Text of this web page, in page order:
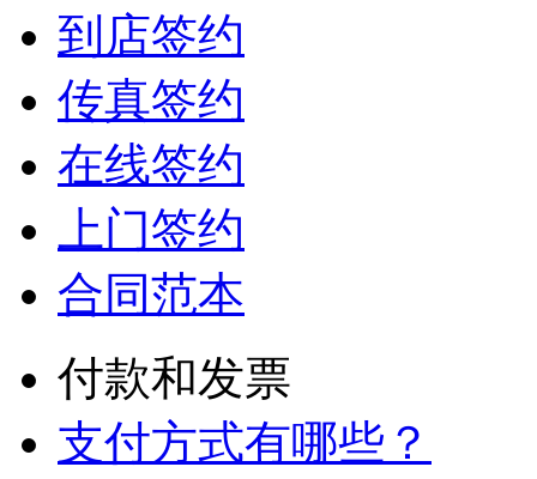
到店签约
传真签约
在线签约
上门签约
合同范本
付款和发票
支付方式有哪些？